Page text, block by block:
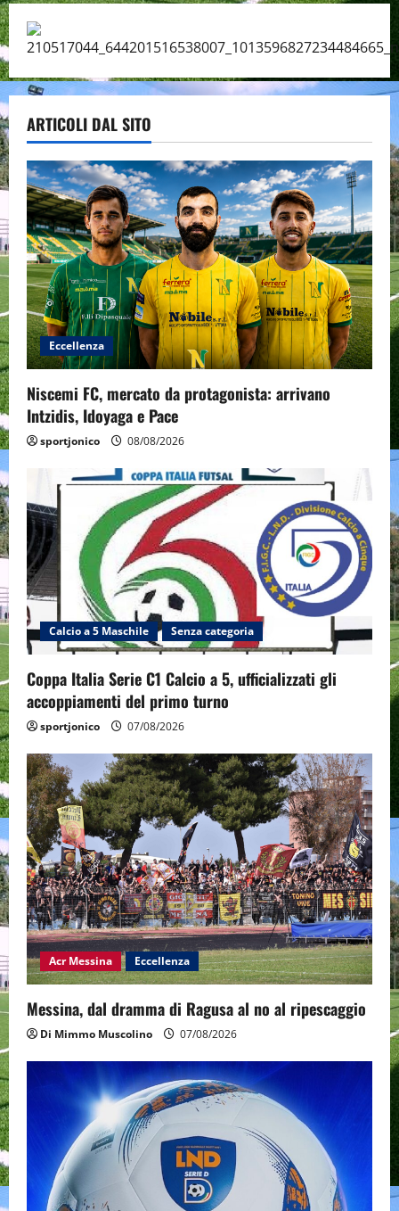
ARTICOLI DAL SITO
Eccellenza
Niscemi FC, mercato da protagonista: arrivano
Intzidis, Idoyaga e Pace
sportjonico 08/08/2026
Calcio a 5 Maschile Senza categoria
Coppa Italia Serie C1 Calcio a 5, ufficializzati gli
accoppiamenti del primo turno
sportjonico 07/08/2026
Acr Messina Eccellenza
Messina, dal dramma di Ragusa al no al ripescaggio
Di Mimmo Muscolino 07/08/2026